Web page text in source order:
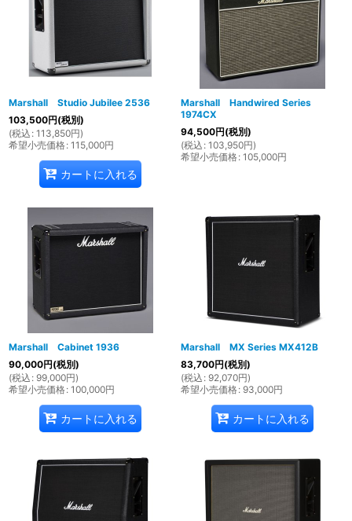
Marshall Studio Jubilee 2536
103,500円(税別)
(税込 : 113,850円)
希望小売価格: 115,000円
カートに入れる
Marshall Handwired Series
1974CX
94,500円(税別)
(税込 : 103,950円)
希望小売価格: 105,000円
Marshall Cabinet 1936
90,000円(税別)
(税込 : 99,000円)
希望小売価格: 100,000円
カートに入れる
Marshall MX Series MX412B
83,700円(税別)
(税込 : 92,070円)
希望小売価格: 93,000円
カートに入れる